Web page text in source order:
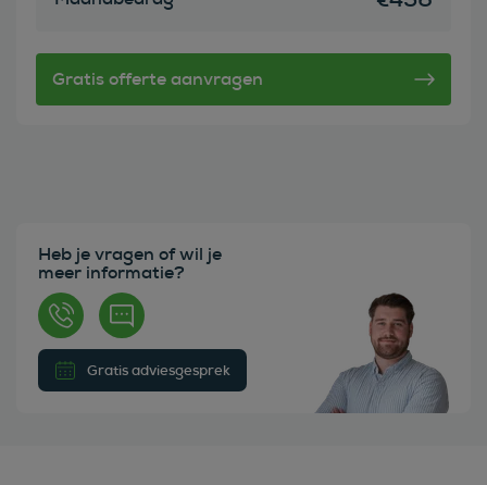
Heb je vragen of wil je
meer informatie?
Gratis adviesgesprek